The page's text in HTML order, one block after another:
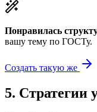
Понравилась
вашу тему по ГОСТу.
Создать такую же
5. Стратегии